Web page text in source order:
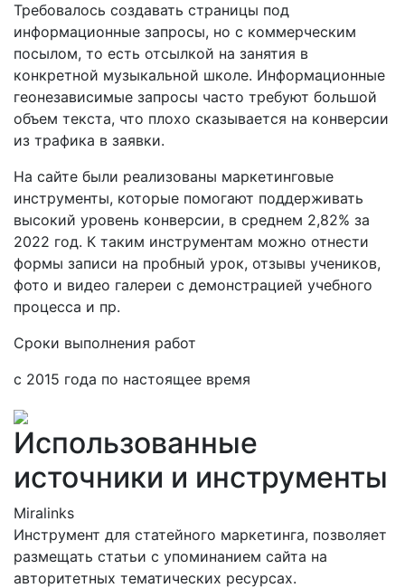
Требовалось создавать страницы под
информационные запросы, но с коммерческим
посылом, то есть отсылкой на занятия в
конкретной музыкальной школе. Информационные
геонезависимые запросы часто требуют большой
объем текста, что плохо сказывается на конверсии
из трафика в заявки.
На сайте были реализованы маркетинговые
инструменты, которые помогают поддерживать
высокий уровень конверсии, в среднем 2,82% за
2022 год. К таким инструментам можно отнести
формы записи на пробный урок, отзывы учеников,
фото и видео галереи с демонстрацией учебного
процесса и пр.
Сроки выполнения работ
с 2015 года по настоящее время
Использованные
источники и инструменты
Miralinks
Инструмент для статейного маркетинга, позволяет
размещать статьи с упоминанием сайта на
авторитетных тематических ресурсах.